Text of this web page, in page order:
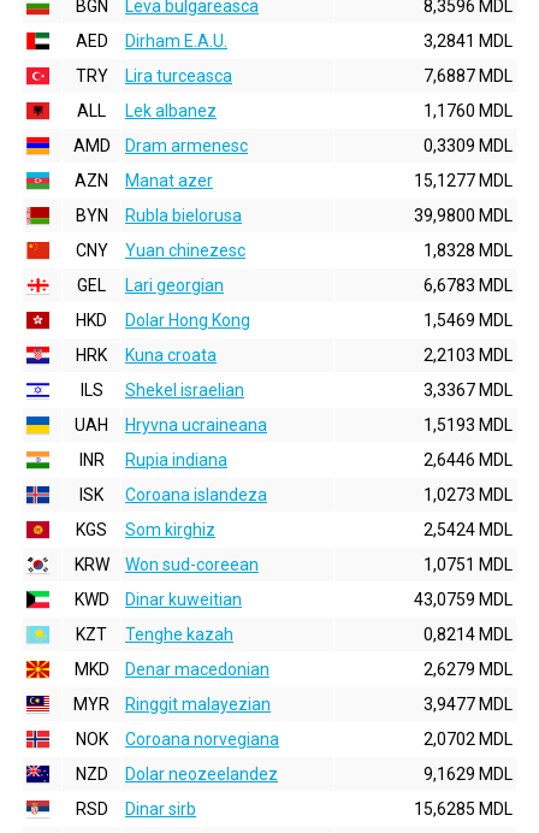
BGN
Leva bulgareasca
8,3596 MDL
AED
Dirham E.A.U.
3,2841 MDL
TRY
Lira turceasca
7,6887 MDL
ALL
Lek albanez
1,1760 MDL
AMD
Dram armenesc
0,3309 MDL
AZN
Manat azer
15,1277 MDL
BYN
Rubla bielorusa
39,9800 MDL
CNY
Yuan chinezesc
1,8328 MDL
GEL
Lari georgian
6,6783 MDL
HKD
Dolar Hong Kong
1,5469 MDL
HRK
Kuna croata
2,2103 MDL
ILS
Shekel israelian
3,3367 MDL
UAH
Hryvna ucraineana
1,5193 MDL
INR
Rupia indiana
2,6446 MDL
ISK
Coroana islandeza
1,0273 MDL
KGS
Som kirghiz
2,5424 MDL
KRW
Won sud-coreean
1,0751 MDL
KWD
Dinar kuweitian
43,0759 MDL
KZT
Tenghe kazah
0,8214 MDL
MKD
Denar macedonian
2,6279 MDL
MYR
Ringgit malayezian
3,9477 MDL
NOK
Coroana norvegiana
2,0702 MDL
NZD
Dolar neozeelandez
9,1629 MDL
RSD
Dinar sirb
15,6285 MDL